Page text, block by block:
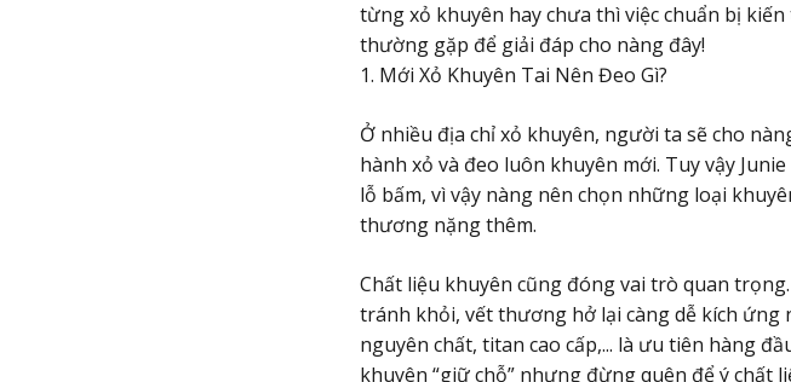
từng xỏ khuyên hay chưa thì việc chuẩn bị
thường gặp để giải đáp cho nàng đây!
1. Mới Xỏ Khuyên Tai Nên Đeo Gì?
Ở nhiều địa chỉ xỏ khuyên, người ta sẽ cho
hành xỏ và đeo luôn khuyên mới. Tuy vậy
lỗ bấm, vì vậy nàng nên chọn những loại
thương nặng thêm.
Chất liệu khuyên cũng đóng vai trò quan
tránh khỏi, vết thương hở lại càng dễ kích ứng
nguyên chất, titan cao cấp,... là ưu tiên hàng
khuyên “giữ chỗ” nhưng đừng quên để ý chất